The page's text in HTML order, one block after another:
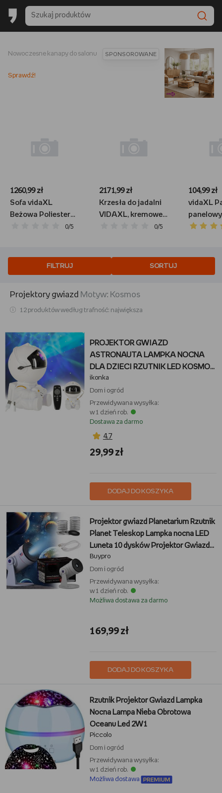
Nowoczesne kanapy do salonu
Sprawdź!
SPONSOROWANE
Sofa vidaXL
Beżowa Poliester
0/5
1260,99 zł
Krzesła do jadalni
VIDAXL, kremowe,
53x54x77 cm, 4 szt.
0/5
2171,99 zł
vidaXL
175 x 180
104,99 zł
FILTRUJ SORTUJ
Projektory gwiazd motyw: kosmos
12 produktów według trafność: największa
PROJEKTOR GWIAZD
ASTRONAUTA LAMPKA NOCNA
DLA DZIECI RZUTNIK LED KOSMOS
PILOT
ikonka
Dom i ogród
Przewidywana wysyłka:
w 1 dzień rob.
Dostawa za darmo
4,7
29,99 zł
DODAJ DO KOSZYKA
Projektor gwiazd Planetarium Rzutnik
Planet Teleskop Lampka nocna LED
Luneta 10 dysków Projektor Gwiazd
Mgławic Galaktyki Kosmosu Timer
czasowy Obrót 360°
Buypro
Dom i ogród
Przewidywana wysyłka:
w 1 dzień rob.
Możliwa dostawa za darmo
169,99 zł
DODAJ DO KOSZYKA
Rzutnik Projektor Gwiazd Lampka
Nocna Lampa Nieba Obrotowa
Oceanu Led 2W1
Piccolo
Dom i ogród
Przewidywana wysyłka:
w 1 dzień rob.
Możliwa dostawa